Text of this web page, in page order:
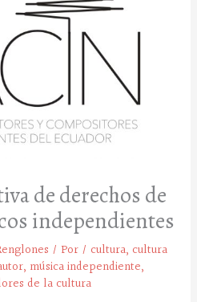
de derechos de
independientes
/ Por / cultura, cultura
, música independiente,
de la cultura